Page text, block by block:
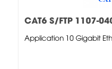
CAT6 S/FTP 1107-
Application 10 Gigabit